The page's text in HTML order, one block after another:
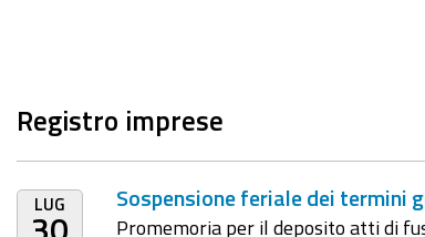
Registro imprese
LUG
30
Sospensione feriale dei termini
Promemoria per il deposito atti di